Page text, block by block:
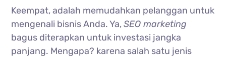
Keempat, adalah memudahkan pelanggan untuk
mengenali bisnis Anda. Ya,SEO marketing
bagus diterapkan untuk investasi jangka
panjang. Mengapa? karena salah satu jenis